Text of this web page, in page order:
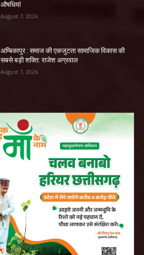
औषधियां
August 7, 2026
अम्बिकापुर : समाज की एकजुटता सामाजिक विकास की
सबसे बड़ी शक्ति: राजेश अग्रवाल
August 7, 2026